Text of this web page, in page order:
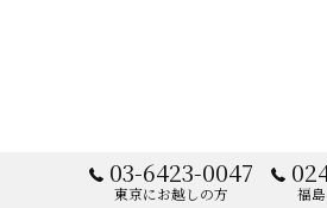
03-6423-0047
東京にお越しの方 福